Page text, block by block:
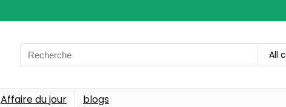
Search
for:
All
Affaire du jour blogs